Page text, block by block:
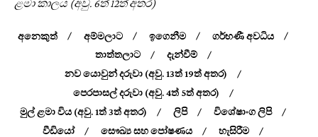
ළමා කාලය (අවු. 6ත් 12ත් අතර)
අනෙකුත් අම්මලාට ඉගෙනීම
ගර්භණී අවධිය
තාත්තලාට
දැන්වීම්
නව යොවුන් දරුවා (අවු. 13ත් 19ත් අතර)
පෙරපාසල් දරුවා (අවු. 4ත් 5ත් අතර)
මුල් ළමා විය (අවු. 1ත් 3ත් අතර)
ලිපි
විශේෂාංග ලිපි
වීඩියෝ
සෞඛ්‍ය සහ පෝෂණය
හැසිරීම